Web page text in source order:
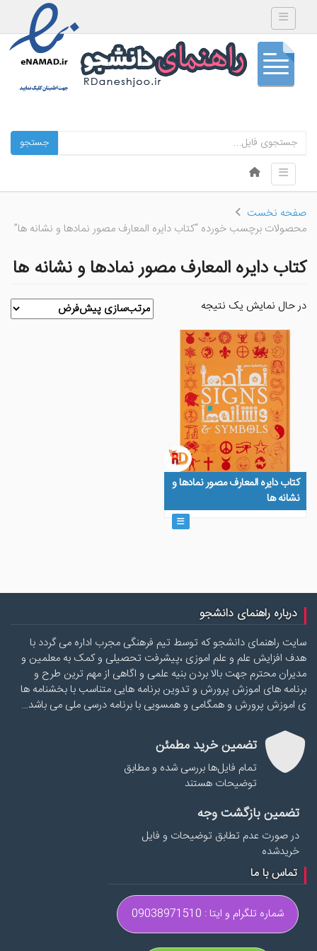
Toggle navigation
جستجو
Menu
Skip to content
Toggle navigation
صفحه نخست
محصولات برچسب خورده “کتاب دایره المعارف مصور نمادها و نشانه ها”
کتاب دایره المعارف مصور نمادها و نشانه ها
در حال نمایش یک نتیجه
کتاب دایره المعارف مصور نمادها و
نشانه ها
درباره راهنمای دانشجو
سایت راهنمای دانشجو که توسط تیم فرهنگی مجرب اداره می گردد با
هدف افزایش علم و علم اموزی ،پیشرفت تحصیلی و کمک به معلمین و
مدیران محترم جهت بالا بردن بنیه علمی و اگاهی از مهم ترین طرح و
برنامه های اموزش پرورش و تدوین برنامه هایی متناسب با بخشنامه ها
ی اموزش پرورش و همگامی و همسویی با برنامه درسی ملی می باشد…
تضمین خرید مطمئن
تمام فایل‌ها بررسی شده و مطابق
توضیحات هستند
تضمین بازگشت وجه
در صورت عدم تطابق توضیحات و فایل
خریدشده
تماس با ما
شماره تلگرام و ایتا : 09038971510